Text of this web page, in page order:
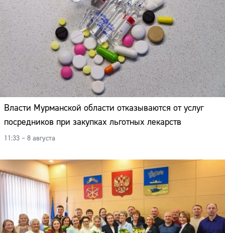
Власти Мурманской области отказываются от услуг
посредников при закупках льготных лекарств
11:33 – 8 августа